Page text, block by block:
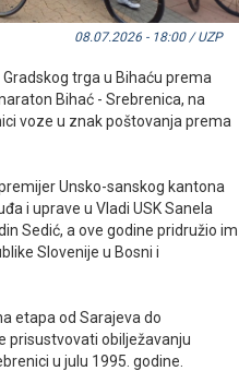
08.07.2026 - 18:00 / UZP
trga u Bihaću prema
Bihać - Srebrenica, na
voze u znak poštovanja prema
Unsko-sanskog kantona
i uprave u Vladi USK Sanela
Sedić, a ove godine pridružio im
Slovenije u Bosni i
etapa od Sarajeva do
prisustvovati obilježavanju
u julu 1995. godine.